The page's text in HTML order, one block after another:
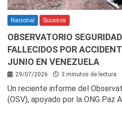
Nacional Sucesos
OBSERVATORIO
FALLECIDOS POR
JUNIO EN VENEZUELA
29/07/2026 3 minutos de lectura
Un reciente informe del
(OSV), apoyado por la ONG Paz